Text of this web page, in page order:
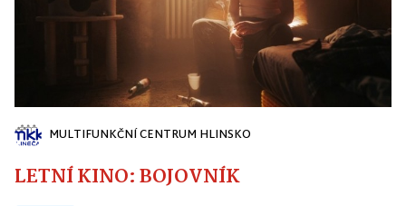
MULTIFUNKČNÍ CENTRUM HLINSKO
LETNÍ KINO: BOJOVNÍK